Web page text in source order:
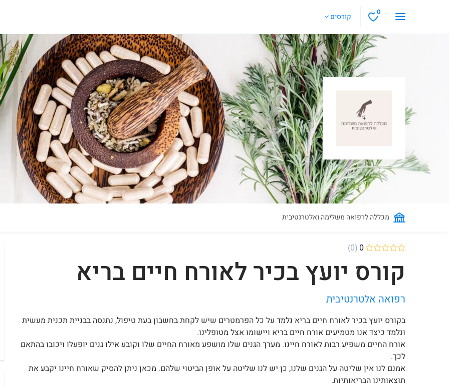
קורסים 0
מכללה לרפואה משלימה ואלטרנטיבית
(0) 0
קורס יועץ בכיר לאורח חיים בריא
רפואה אלטרנטיבית
בקורס יועץ בכיר לאורח חיים בריא נלמד על כל הפרמטרים שיש לקחת בחשבון בעת טיפול, נתנסה בבניית תכנית מעשית
ונלמד כיצד אנו מטמיעים אורח חיים בריא ויישומו אצל מטופלינו.
אורח החיים משפיע רבות לאורח חיינו. מערך הגנים שלו מושפע מאורח החיים שלו וקובע אילו גנים יופעלו ויכובו בהתאם
לכך.
אמנם לנו אין שליטה על הגנים שלנו, כן יש לנו שליטה על אופן הביטוי שלהם. מכאן ניתן להסיק שאורח חיינו יקבע את
תוצאותינו הבריאותיות.